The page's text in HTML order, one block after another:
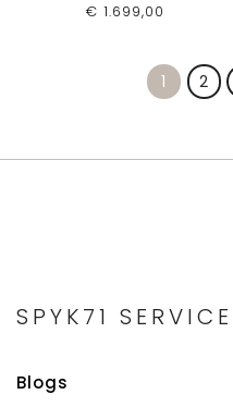
€ 1.699,00
1 2
SPYK71 SERVICE
Blogs